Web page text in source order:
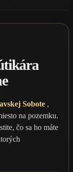
Sobote ,
na pozemku.
čo sa ho máte